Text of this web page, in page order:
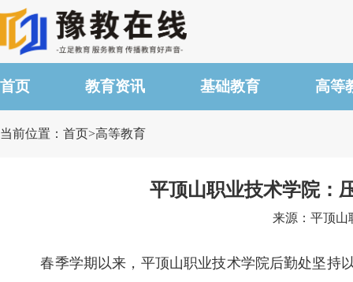
首页 教育资讯 基础教育 高等
当前位置：首页>高等教育
平顶山职业技术学院：
来源：平顶山
春季学期以来，平顶山职业技术学院后勤处坚持